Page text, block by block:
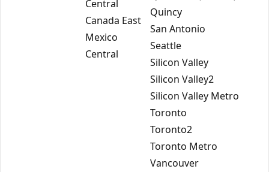
Central
Canada East
Mexico
Central
Quincy
San Antonio
Seattle
Silicon Valley
Silicon Valley2
Silicon Valley Metro
Toronto
Toronto2
Toronto Metro
Vancouver